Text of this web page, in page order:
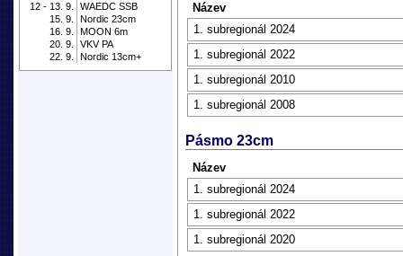
12 - 13. 9.
WAEDC SSB
15. 9.
Nordic 23cm
16. 9.
MOON 6m
20. 9.
VKV PA
22. 9.
Nordic 13cm+
Název
1. subregionál 2024
1. subregionál 2022
1. subregionál 2010
1. subregionál 2008
Pásmo 23cm
Název
1. subregionál 2024
1. subregionál 2022
1. subregionál 2020